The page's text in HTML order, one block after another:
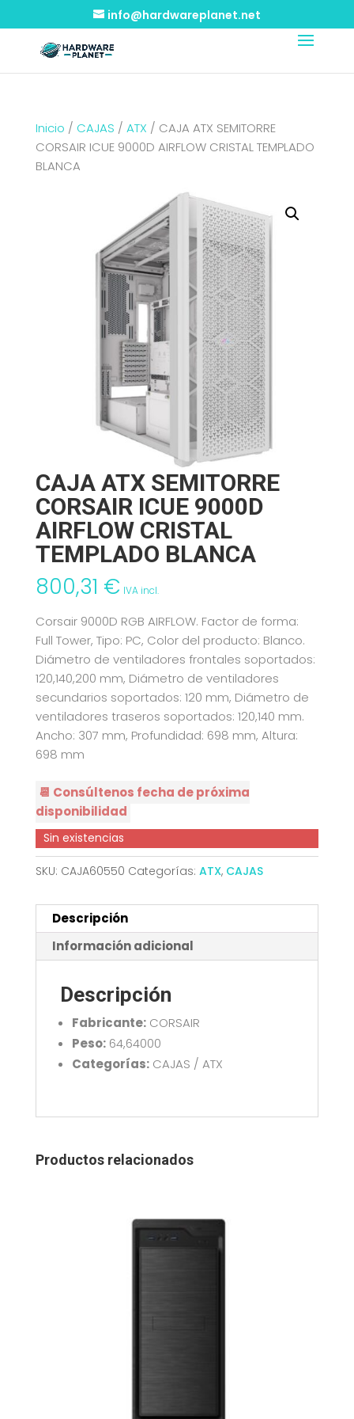
info@hardwareplanet.net
Inicio / CAJAS / ATX / CAJA ATX SEMITORRE
CORSAIR ICUE 9000D AIRFLOW CRISTAL TEMPLADO
BLANCA
CAJA ATX SEMITORRE
CORSAIR ICUE 9000D
AIRFLOW CRISTAL
TEMPLADO BLANCA
800,31 € IVA incl.
Corsair 9000D RGB AIRFLOW. Factor de forma:
Full Tower, Tipo: PC, Color del producto: Blanco.
Diámetro de ventiladores frontales soportados:
120,140,200 mm, Diámetro de ventiladores
secundarios soportados: 120 mm, Diámetro de
ventiladores traseros soportados: 120,140 mm.
Ancho: 307 mm, Profundidad: 698 mm, Altura:
698 mm
📆 Consúltenos fecha de próxima
disponibilidad
Sin existencias
SKU: CAJA60550 Categorías: ATX, CAJAS
Descripción
Información adicional
Descripción
Fabricante:CORSAIR
Peso:64,64000
Categorías:CAJAS / ATX
Productos relacionados